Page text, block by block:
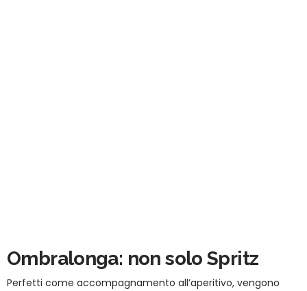
Ombralonga: non solo Spritz
Perfetti come accompagnamento all’aperitivo, vengono